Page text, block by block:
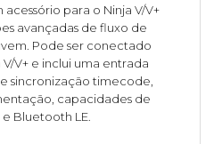
para o Ninja V/V+
avançadas de fluxo de
Pode ser conectado
V+ e inclui uma entrada
sincronização timecode,
capacidades de
Bluetooth LE.